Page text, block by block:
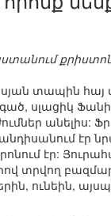
տապին
սլացիկ
անելիս:
էր
էր:
տրվող
ունեին,